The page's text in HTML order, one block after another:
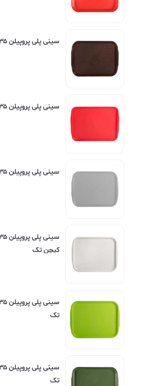
سینی پلی پروپیلن ۴۵x۳۵ سانتیمتری قهوه ای کیچن تک
سینی پلی پروپیلن ۴۵x۳۵ سانتیمتری قرمز کیچن تک
سینی پلی پروپیلن ۴۵x۳۵ سانتیمتری طوسی کیچن تک
کیچن تک
تک
تک